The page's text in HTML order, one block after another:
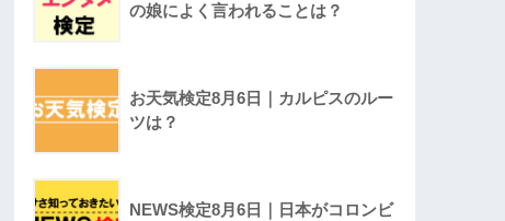
の娘によく言われることは？
お天気検定8月6日｜カルピスのルー
ツは？
NEWS検定8月6日｜日本がコロンビ